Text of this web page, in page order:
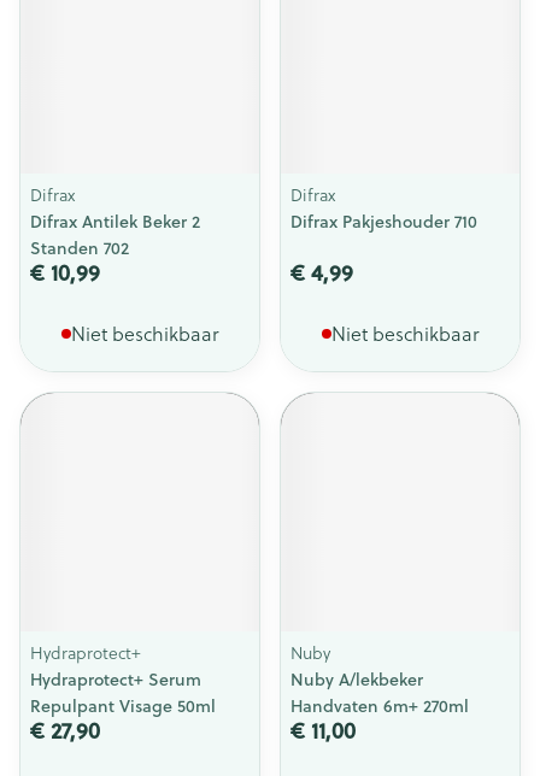
Difrax
Difrax Antilek Beker 2
Standen 702
€ 10,99
Niet beschikbaar
Difrax
Difrax Pakjeshouder 710
€ 4,99
Niet beschikbaar
Hydraprotect+
Hydraprotect+ Serum
Repulpant Visage 50ml
€ 27,90
Nuby
Nuby A/lekbeker
Handvaten 6m+ 270ml
€ 11,00